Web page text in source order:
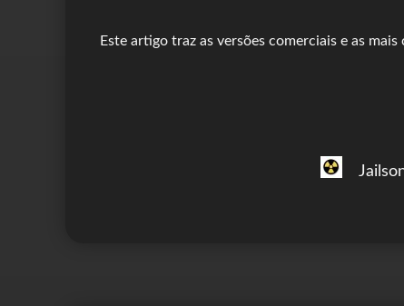
Este artigo traz as versões comerciais e as